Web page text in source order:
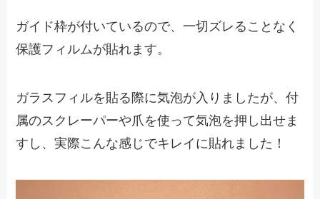
ガイド枠が付いているので、一切ズレることなく
保護フィルムが貼れます。
ガラスフィルを貼る際に気泡が入りましたが、付
属のスクレーパーや爪を使って気泡を押し出せま
すし、実際こんな感じでキレイに貼れました！